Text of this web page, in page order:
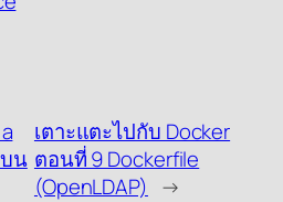
น
เตาะแตะไปกับ Docker
ตอนที่ 9 Dockerfile
(OpenLDAP)
→